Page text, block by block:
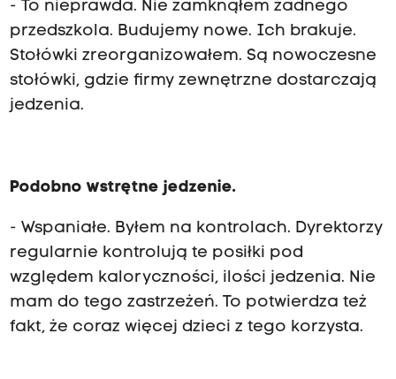
- To nieprawda. Nie zamknąłem żadnego
przedszkola. Budujemy nowe. Ich brakuje.
Stołówki zreorganizowałem. Są nowoczesne
stołówki, gdzie firmy zewnętrzne dostarczają
jedzenia.
Podobno wstrętne jedzenie.
- Wspaniałe. Byłem na kontrolach. Dyrektorzy
regularnie kontrolują te posiłki pod
względem kaloryczności, ilości jedzenia. Nie
mam do tego zastrzeżeń. To potwierdza też
fakt, że coraz więcej dzieci z tego korzysta.